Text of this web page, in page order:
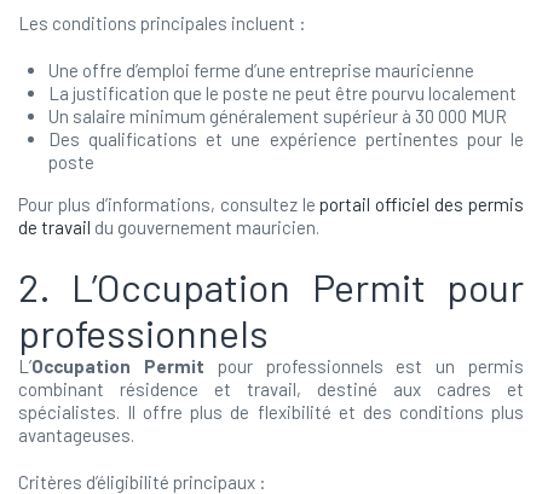
Les conditions principales incluent :
Une offre d’emploi ferme d’une entreprise mauricienne
La justification que le poste ne peut être pourvu localement
Un salaire minimum généralement supérieur à 30 000 MUR
Des qualifications et une expérience pertinentes pour le
poste
Pour plus d’informations, consultez leportail officiel des permis
de travail du gouvernement mauricien.
2. L’Occupation Permit pour
professionnels
L’Occupation Permit pour professionnels est un permis
combinant résidence et travail, destiné aux cadres et
spécialistes. Il offre plus de flexibilité et des conditions plus
avantageuses.
Critères d’éligibilité principaux :